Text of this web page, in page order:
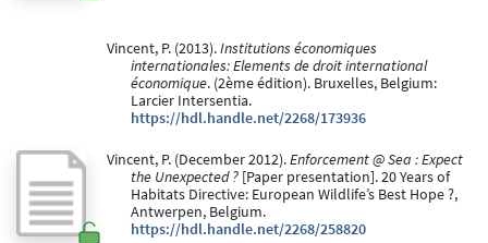
Vincent, P. (2013).Institutions économiques
internationales: Elements de droit international
économique. (2ème édition). Bruxelles, Belgium:
Larcier Intersentia.
https://hdl.handle.net/2268/173936
Vincent, P. (December 2012).Enforcement @ Sea : Expect
the Unexpected ? [Paper presentation]. 20 Years of
Habitats Directive: European Wildlife’s Best Hope ?,
Antwerpen, Belgium.
https://hdl.handle.net/2268/258820